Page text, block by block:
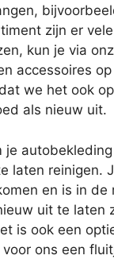
zijn er
kun je via
accessoires
we het ook
als nieuw uit.
laten reinigen.
en is in
uit te laten
is ook een
ons een